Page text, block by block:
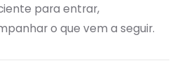
para entrar,
o que vem a seguir.